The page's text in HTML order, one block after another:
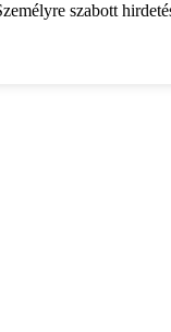
szabott